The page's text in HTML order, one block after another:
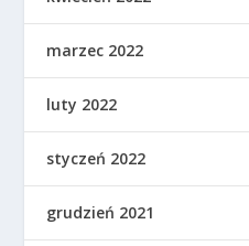
marzec 2022
luty 2022
styczeń 2022
grudzień 2021